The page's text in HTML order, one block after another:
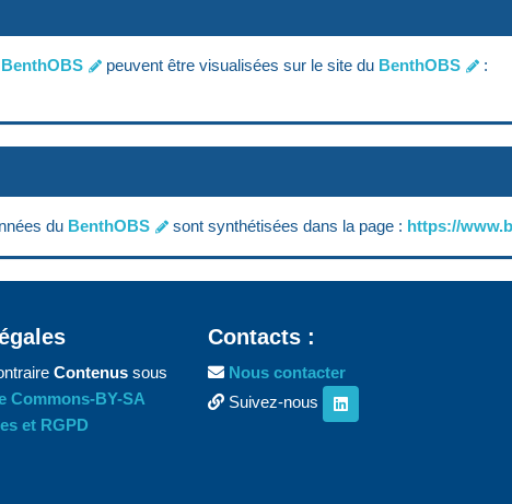
BenthOBS peuvent être visualisées sur le site du BenthOBS
:
du BenthOBS sont synthétisées dans la page : https://
Contenussous
Commons-BY-SA
et RGPD
Contacts :
Nous contacter
Suivez-nous